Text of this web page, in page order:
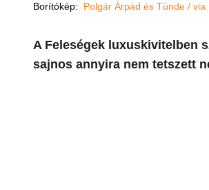
Borítókép: Polgár Árpád és Tünde / via
A Feleségek luxuskivitelben
sajnos annyira nem tetszett